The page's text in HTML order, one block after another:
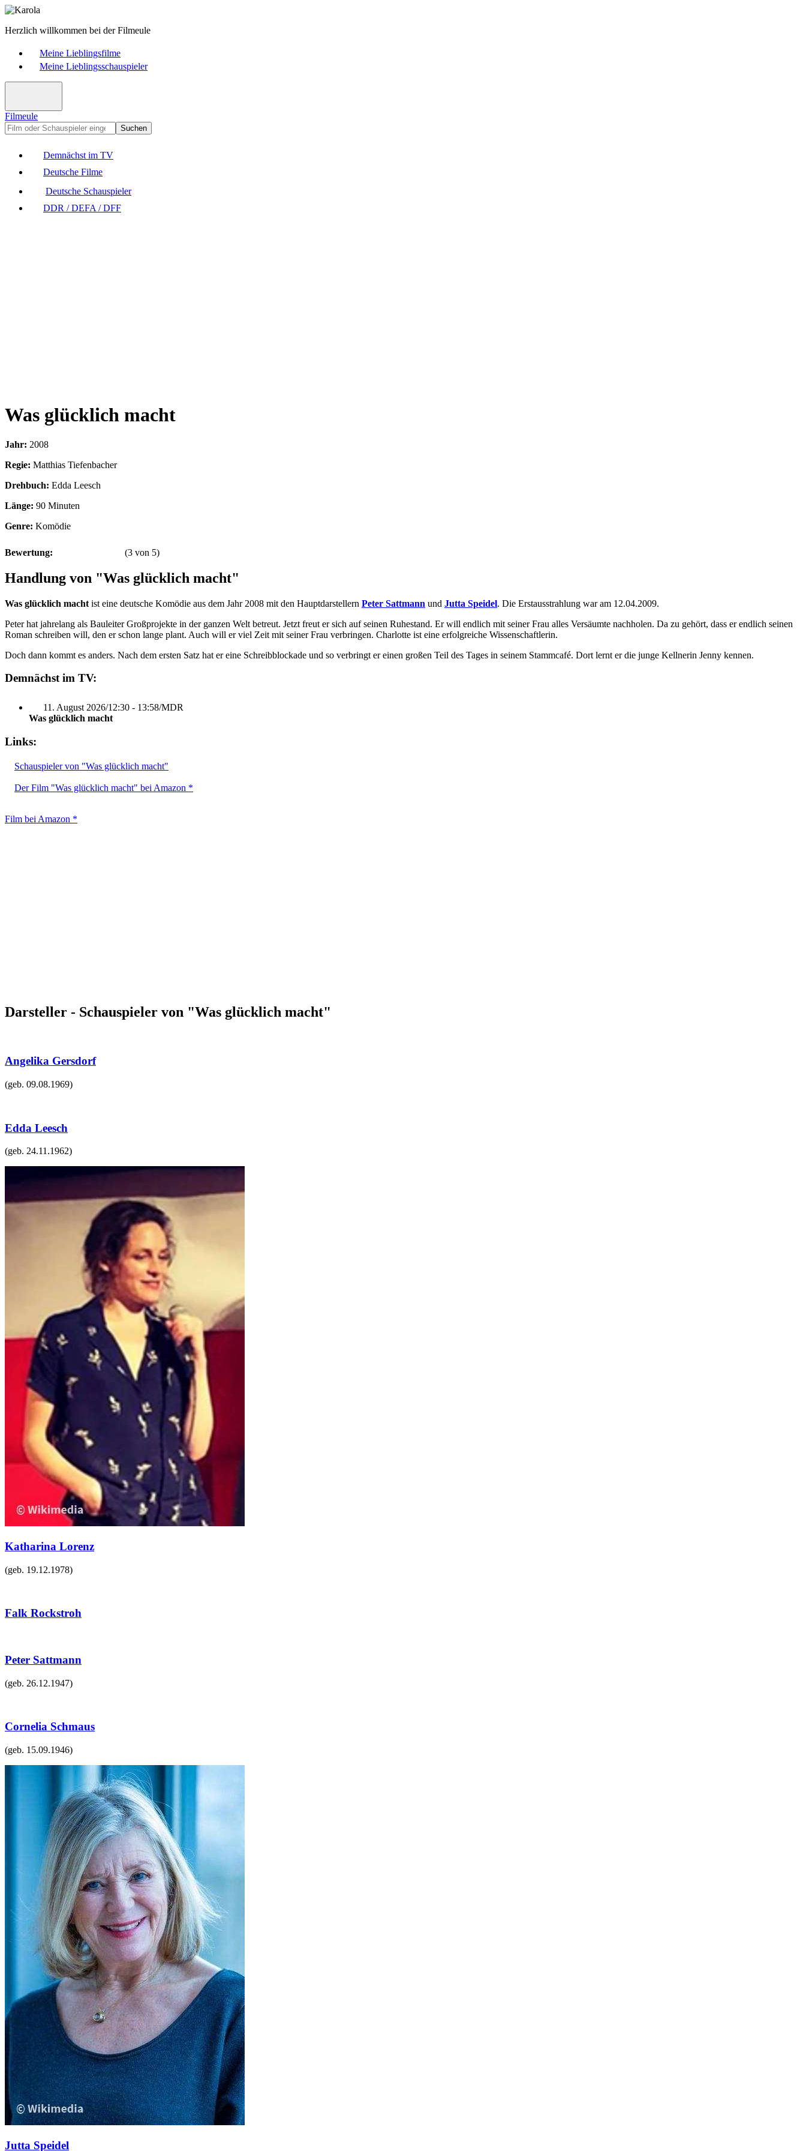
Herzlich willkommen bei der Filmeule
Meine Lieblingsfilme
Meine Lieblingsschauspieler
Filmeule
Suchen
Demnächst im TV
Deutsche Filme
Deutsche Schauspieler
DDR / DEFA / DFF
Was glücklich macht
Jahr: 2008
Regie: Matthias Tiefenbacher
Drehbuch: Edda Leesch
Länge: 90 Minuten
Genre: Komödie
Bewertung: (3 von 5)
Handlung von "Was glücklich macht"
Was glücklich macht ist eine deutsche Komödie aus dem Jahr 2008 mit den Hauptdarstellern Peter Sattmann und Jutta Speidel. Die Erstausstrahlung war am 12.04.2009.
Peter hat jahrelang als Bauleiter Großprojekte in der ganzen Welt betreut. Jetzt freut er sich auf seinen Ruhestand. Er will endlich mit seiner Frau alles Versäumte nachholen. Da zu gehört, dass er endlich seinen
Roman schreiben will, den er schon lange plant. Auch will er viel Zeit mit seiner Frau verbringen. Charlotte ist eine erfolgreiche Wissenschaftlerin.
Doch dann kommt es anders. Nach dem ersten Satz hat er eine Schreibblockade und so verbringt er einen großen Teil des Tages in seinem Stammcafé. Dort lernt er die junge Kellnerin Jenny kennen.
Demnächst im TV:
11. August 2026/12:30 - 13:58/MDR
Was glücklich macht
Links:
Schauspieler von "Was glücklich macht"
Der Film "Was glücklich macht" bei Amazon *
Film bei Amazon *
Darsteller - Schauspieler von "Was glücklich macht"
Angelika Gersdorf
(geb. 09.08.1969)
Edda Leesch
(geb. 24.11.1962)
Katharina Lorenz
(geb. 19.12.1978)
Falk Rockstroh
Peter Sattmann
(geb. 26.12.1947)
Cornelia Schmaus
(geb. 15.09.1946)
Jutta Speidel